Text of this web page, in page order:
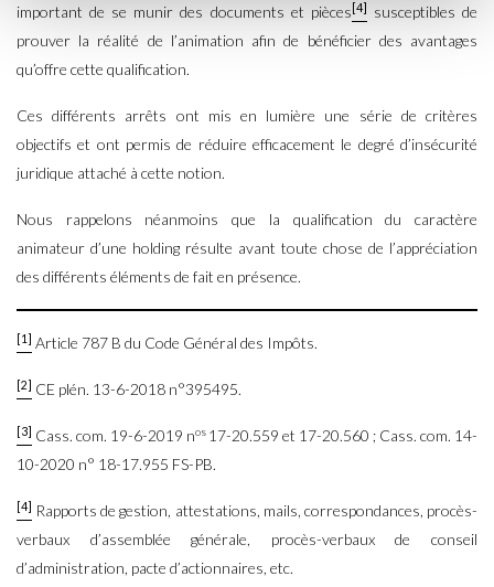
important de se munir des documents et pièces [4]
susceptibles de
prouver la réalité de l’animation afin de bénéficier des avantages
qu’offre cette qualification.
Ces différents arrêts ont mis en lumière une série de critères
objectifs et ont permis de réduire efficacement le degré d’insécurité
juridique attaché à cette notion.
Nous rappelons néanmoins que la qualification du caractère
animateur d’une holding résulte avant toute chose de l’appréciation
des différents éléments de fait en présence.
[1] Article 787 B du Code Général des Impôts.
[2] CE plén. 13-6-2018 n°395495.
[3] Cass. com. 19-6-2019 nos 17-20.559 et 17-20.560 ; Cass. com. 14-
10-2020 n° 18-17.955 FS-PB.
[4] Rapports de gestion, attestations, mails, correspondances, procès-
verbaux d’assemblée générale, procès-verbaux de conseil
d’administration, pacte d’actionnaires, etc.